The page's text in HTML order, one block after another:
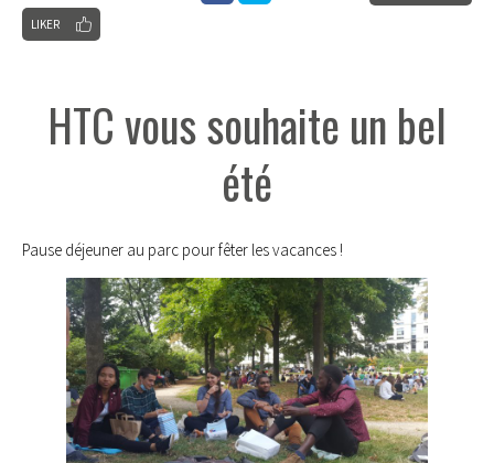
LIKER
HTC vous souhaite un bel
été
Pause déjeuner au parc pour fêter les vacances !